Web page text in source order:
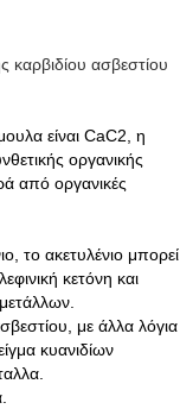
ασβεστίου
είναι CaC2, η
οργανικής
από οργανικές
το ακετυλένιο μπορεί
κετόνη και
με άλλα λόγια
κυανιδίων